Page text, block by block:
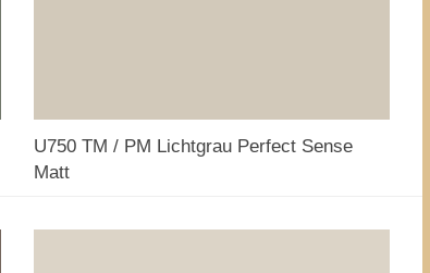
U750 TM / PM Lichtgrau Perfect Sense
Matt